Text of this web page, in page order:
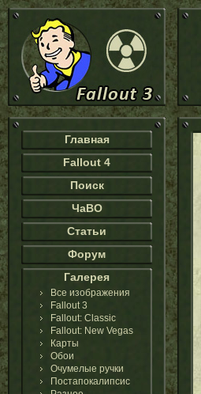
Главная
Fallout 4
Поиск
ЧаВО
Статьи
Форум
Галерея
Все изображения
Fallout 3
Fallout: Classic
Fallout: New Vegas
Карты
Обои
Очумелые ручки
Постапокалипсис